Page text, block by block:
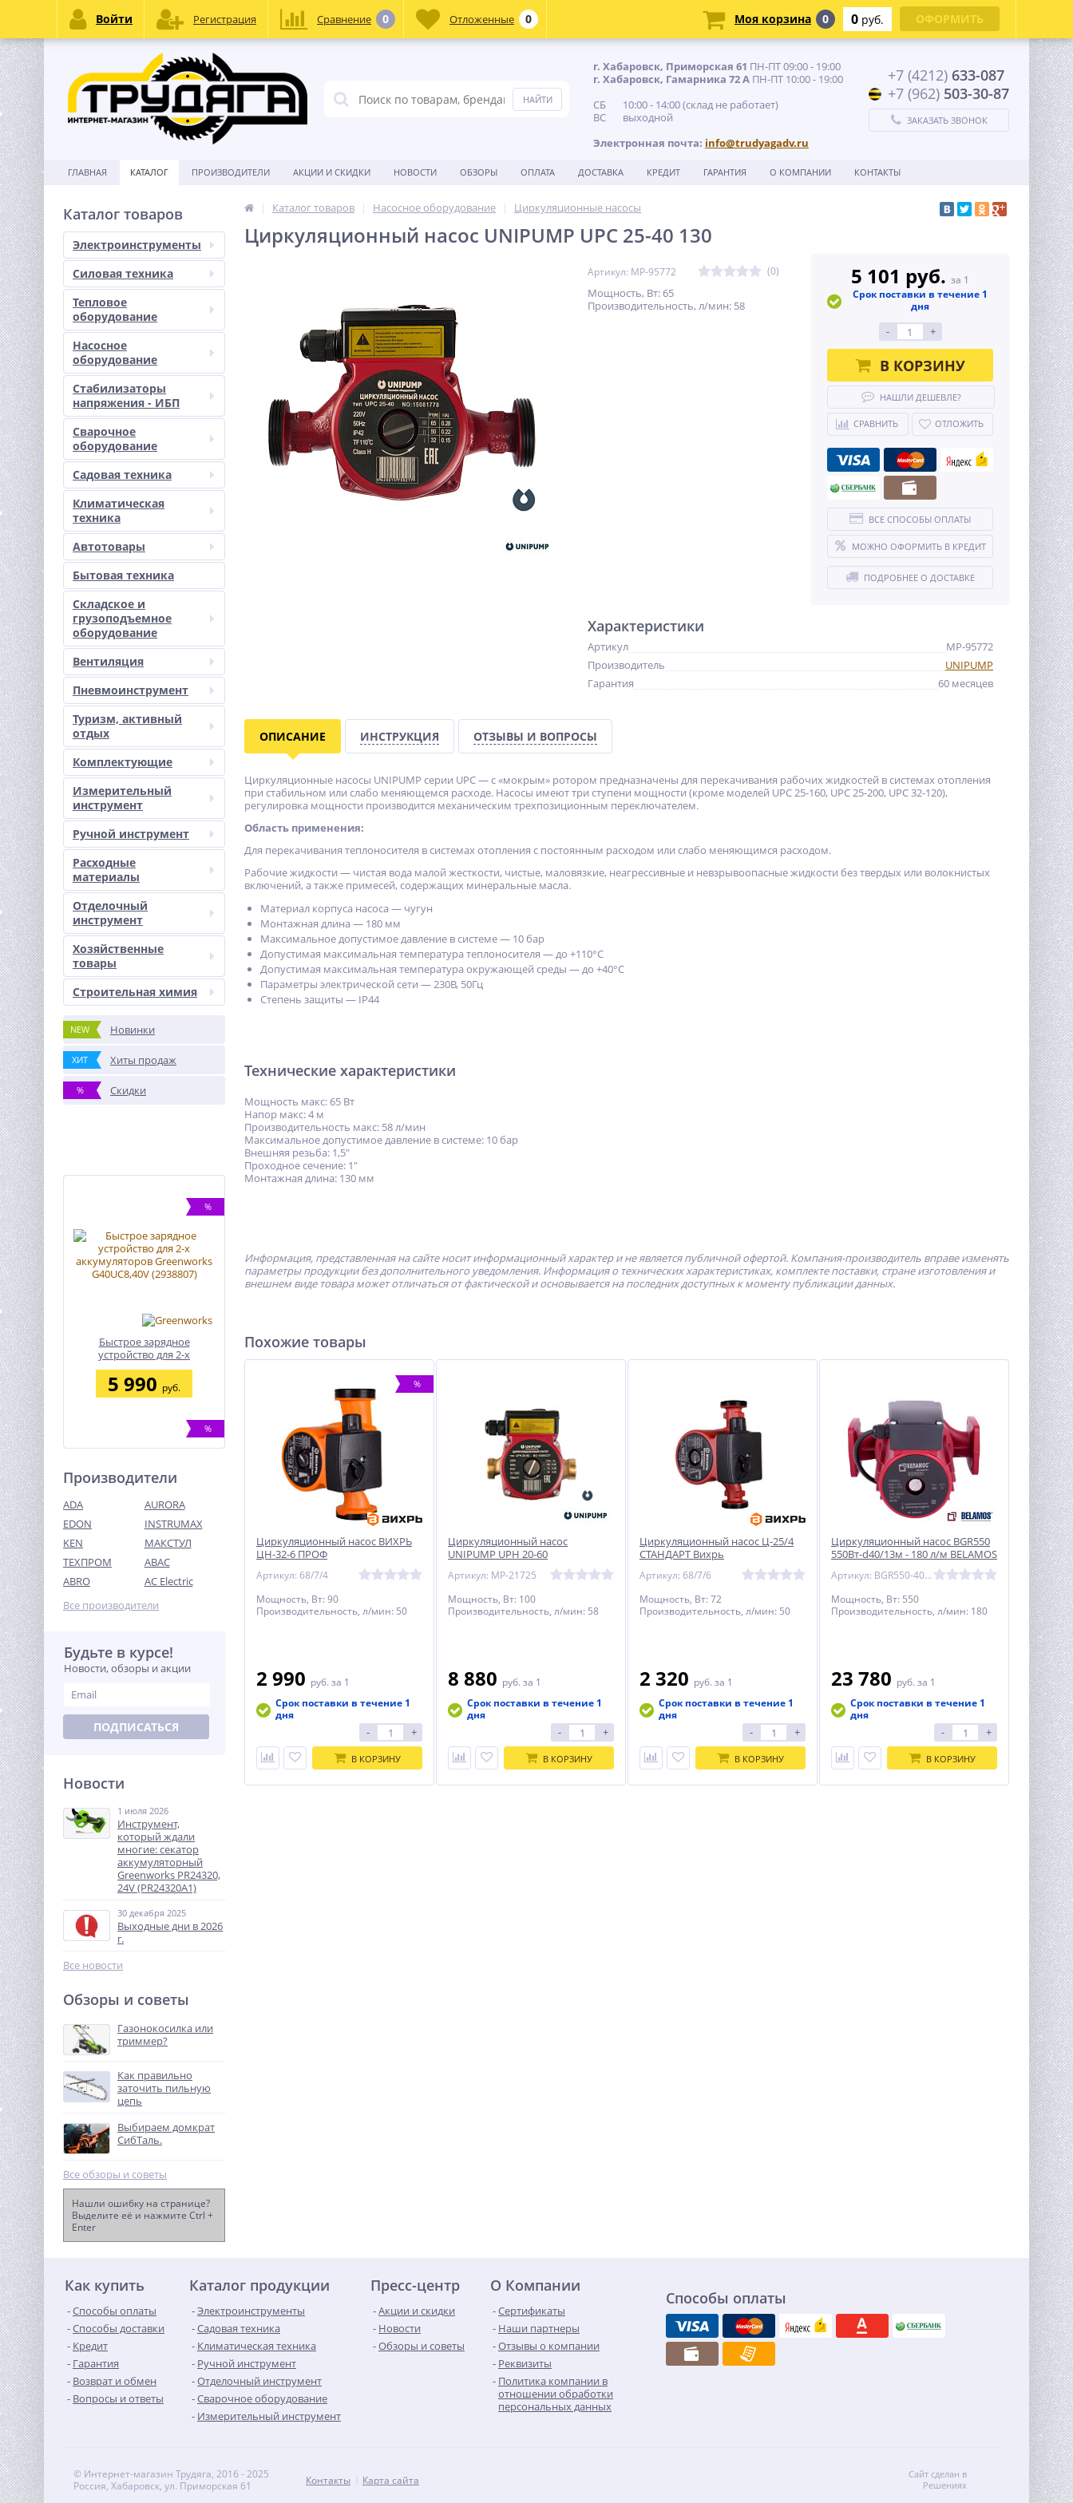
г. Хабаровск, Приморская 61 ПН-ПТ 09:00 - 19:00
г. Хабаровск, Гамарника 72 А ПН-ПТ 10:00 - 19:00
СБ 10:00 - 14:00 (склад не работает)
ВС выходной
Электронная почта: info@trudyagadv.ru
+7 (4212) 633-087
+7 (962) 503-30-87
ЗАКАЗАТЬ ЗВОНОК
ГЛАВНАЯ КАТАЛОГ ПРОИЗВОДИТЕЛИ АКЦИИ И СКИДКИ НОВОСТИ ОБЗОРЫ ОПЛАТА ДОСТАВКА КРЕДИТ ГАРАНТИЯ О КОМПАНИИ КОНТАКТЫ
Каталог товаров
Электроинструменты
Силовая техника
Тепловое
оборудование
Насосное
оборудование
Стабилизаторы
напряжения - ИБП
Сварочное
оборудование
Садовая техника
Климатическая
техника
Автотовары
Бытовая техника
Складское и
грузоподъемное
оборудование
Вентиляция
Пневмоинструмент
Туризм, активный
отдых
Комплектующие
Измерительный
инструмент
Ручной инструмент
Расходные
материалы
Отделочный
инструмент
Хозяйственные
товары
Строительная химия
NEW Новинки
ХИТ Хиты продаж
% Скидки
%
Быстрое зарядное
устройство для 2-х
аккумуляторов Greenworks
G40UC8,40V (2938807)
5 990 руб.
%
Швонарезчик TOR CC-450
(Honda)
127 705
Бетоносмеситель TOR 220
28 606руб.
%
Бензиновый генератор
99 990
%
Угловая шлифовальная
машина KRESS KU701, 760
Производители
ADA
AURORA
EDON
INSTRUMAX
KEN
МАКСТУЛ
ТЕХПРОМ
ABAC
ABRO
AC Electric
Все производители
Будьте в курсе!
Новости, обзоры и акции
ПОДПИСАТЬСЯ
Новости
1 июля 2026
Инструмент,
который ждали
многие: секатор
аккумуляторный
Greenworks PR24320,
24V (PR24320A1)
30 декабря 2025
Выходные дни в 2026
г.
Все новости
Обзоры и советы
Газонокосилка или
триммер?
Как правильно
заточить пильную
цепь
Выбираем домкрат
СибТаль.
Все обзоры и советы
Нашли ошибку на странице?
Выделите её и нажмите Ctrl +
Enter
Каталог товаров Насосное оборудование Циркуляционные насосы
Циркуляционный насос UNIPUMP UPC 25-40 130
Артикул: MP-95772 (0)
Мощность, Вт: 65
Производительность, л/мин: 58
5 101 руб. за 1
Срок поставки в течение 1
дня
- +
В КОРЗИНУ
НАШЛИ ДЕШЕВЛЕ?
СРАВНИТЬ ОТЛОЖИТЬ
ВСЕ СПОСОБЫ ОПЛАТЫ
МОЖНО ОФОРМИТЬ В КРЕДИТ
ПОДРОБНЕЕ О ДОСТАВКЕ
Характеристики
Артикул
MP-95772
Производитель
UNIPUMP
Гарантия
60 месяцев
ОПИСАНИЕ ИНСТРУКЦИЯ ОТЗЫВЫ И ВОПРОСЫ
Циркуляционные насосы UNIPUMP серии UPC — с «мокрым» ротором предназначены для перекачивания рабочих жидкостей в системах отопления
при стабильном или слабо меняющемся расходе. Насосы имеют три ступени мощности (кроме моделей UPC 25-160, UPC 25-200, UPC 32-120),
регулировка мощности производится механическим трехпозиционным переключателем.
Область применения:
Для перекачивания теплоносителя в системах отопления с постоянным расходом или слабо меняющимся расходом.
Рабочие жидкости — чистая вода малой жесткости, чистые, маловязкие, неагрессивные и невзрывоопасные жидкости без твердых или волокнистых
включений, а также примесей, содержащих минеральные масла.
Материал корпуса насоса — чугун
Монтажная длина — 180 мм
Максимальное допустимое давление в системе — 10 бар
Допустимая максимальная температура теплоносителя — до +110°С
Допустимая максимальная температура окружающей среды — до +40°С
Параметры электрической сети — 230В, 50Гц
Степень защиты — IP44
Технические характеристики
Мощность макс: 65 Вт
Напор макс: 4 м
Производительность макс: 58 л/мин
Максимальное допустимое давление в системе: 10 бар
Внешняя резьба: 1,5"
Проходное сечение: 1"
Монтажная длина: 130 мм
Информация, представленная на сайте носит информационный характер и не является публичной офертой. Компания-производитель вправе изменять
параметры продукции без дополнительного уведомления. Информация о технических характеристиках, комплекте поставки, стране изготовления и
внешнем виде товара может отличаться от фактической и основывается на последних доступных к моменту публикации данных.
Похожие товары
%
Циркуляционный насос ВИХРЬ
ЦН-32-6 ПРОФ
Артикул: 68/7/4
Мощность, Вт: 90
Производительность, л/мин: 50
2 990 руб. за 1
Срок поставки в течение 1
дня
- +
В КОРЗИНУ
Циркуляционный насос
UNIPUMP UPH 20-60
Артикул: MP-21725
Мощность, Вт: 100
Производительность, л/мин: 58
8 880 руб. за 1
Срок поставки в течение 1
дня
- +
В КОРЗИНУ
Циркуляционный насос Ц-25/4
СТАНДАРТ Вихрь
Артикул: 68/7/6
Мощность, Вт: 72
Производительность, л/мин: 50
2 320 руб. за 1
Срок поставки в течение 1
дня
- +
В КОРЗИНУ
Циркуляционный насос BGR550
550Вт-d40/13м - 180 л/м BELAMOS
Артикул: BGR550-40/13
Мощность, Вт: 550
Производительность, л/мин: 180
23 780 руб. за 1
Срок поставки в течение 1
дня
- +
В КОРЗИНУ
Как купить
Способы оплаты
Способы доставки
Кредит
Гарантия
Возврат и обмен
Вопросы и ответы
Каталог продукции
Электроинструменты
Садовая техника
Климатическая техника
Ручной инструмент
Отделочный инструмент
Сварочное оборудование
Измерительный инструмент
Пресс-центр
Акции и скидки
Новости
Обзоры и советы
О Компании
Сертификаты
Наши партнеры
Отзывы о компании
Реквизиты
Политика компании в
отношении обработки
персональных данных
Способы оплаты
© Интернет-магазин Трудяга, 2016 - 2025
Россия, Хабаровск, ул. Приморская 61
Контакты Карта сайта
Сайт сделан в
Решениях
Войти Регистрация Сравнение 0 Отложенные 0 Моя корзина 0 0 руб. ОФОРМИТЬ